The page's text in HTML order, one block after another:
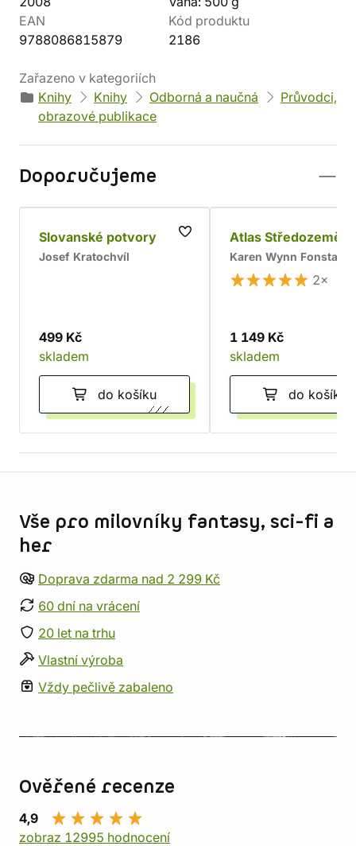
EAN
9788086815879
Kód produktu
2186
Zařazeno v kategoriích
Knihy
Knihy Odborná a naučná
Průvodci,
obrazové publikace
Doporučujeme
Slovanské potvory
Josef Kratochvíl
499 Kč
skladem
do košíku
Atlas Středozemě
Karen Wynn Fonstad
2×
1 149 Kč
skladem
do košíku
Vše pro milovníky fantasy, sci-fi a
her
Doprava zdarma nad 2 299 Kč
60 dní na vrácení
20 let na trhu
Vlastní výroba
Vždy pečlivě zabaleno
Ověřené recenze
4,9
zobraz 12995 hodnocení